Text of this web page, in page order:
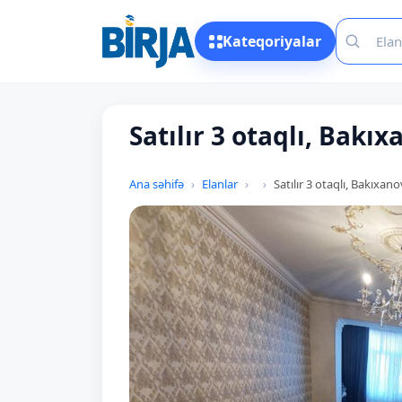
Kateqoriyalar
Satılır 3 otaqlı,
Ana səhifə Elanlar Satılır 3 otaqlı,